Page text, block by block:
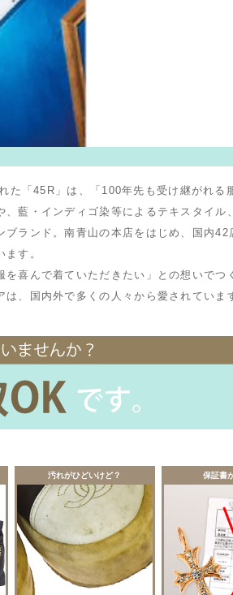
た「45R」は、「100年先も受け継がれる
、藍・インディゴ染等によるテキスタイ
ブランド。南青山の本店をはじめ、国内
ます。
を喜んで着ていただきたい」との想いで
は、国内外で多くの人々から愛されていま
汚れがひどいけど？ 保証書